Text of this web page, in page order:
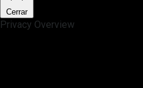
Cerrar
Privacy Overview